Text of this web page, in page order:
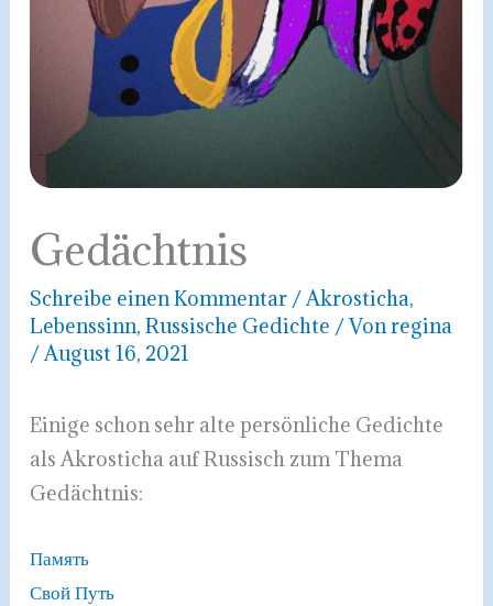
Gedächtnis
Schreibe einen Kommentar /Akrosticha,
Lebenssinn, Russische Gedichte / Vonregina
/August 16, 2021
Einige schon sehr alte persönliche Gedichte
als Akrosticha auf Russisch zum Thema
Gedächtnis:
Память
Свой Путь